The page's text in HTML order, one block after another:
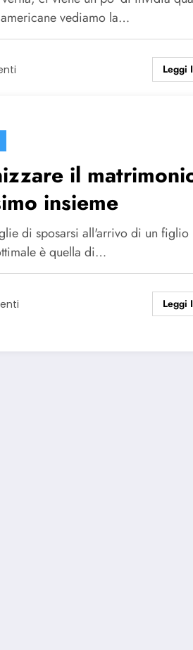
vediamo la…
Leggi
il
insieme
di sposarsi all'arrivo di un figlio
è quella di…
Leggi